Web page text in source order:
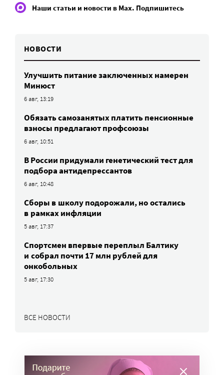
Наши статьи и новости в Max. Подпишитесь
НОВОСТИ
Улучшить питание заключенных намерен
Минюст
6 авг, 13:19
Обязать самозанятых платить пенсионные
взносы предлагают профсоюзы
6 авг, 10:51
В России придумали генетический тест для
подбора антидепрессантов
6 авг, 10:48
Сборы в школу подорожали, но остались
в рамках инфляции
5 авг, 17:37
Спортсмен впервые переплыл Балтику
и собрал почти 17 млн рублей для
онкобольных
5 авг, 17:30
ВСЕ НОВОСТИ